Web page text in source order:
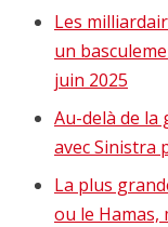
Les
un
juin 2025
Au-delà de la
avec Sinistra
La plus
ou le